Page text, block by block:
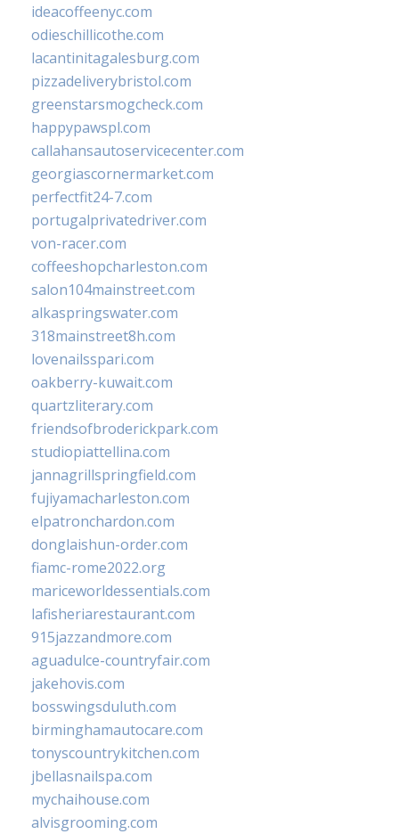
ideacoffeenyc.com
odieschillicothe.com
lacantinitagalesburg.com
pizzadeliverybristol.com
greenstarsmogcheck.com
happypawspl.com
callahansautoservicecenter.com
georgiascornermarket.com
perfectfit24-7.com
portugalprivatedriver.com
von-racer.com
coffeeshopcharleston.com
salon104mainstreet.com
alkaspringswater.com
318mainstreet8h.com
lovenailsspari.com
oakberry-kuwait.com
quartzliterary.com
friendsofbroderickpark.com
studiopiattellina.com
jannagrillspringfield.com
fujiyamacharleston.com
elpatronchardon.com
donglaishun-order.com
fiamc-rome2022.org
mariceworldessentials.com
lafisheriarestaurant.com
915jazzandmore.com
aguadulce-countryfair.com
jakehovis.com
bosswingsduluth.com
birminghamautocare.com
tonyscountrykitchen.com
jbellasnailspa.com
mychaihouse.com
alvisgrooming.com